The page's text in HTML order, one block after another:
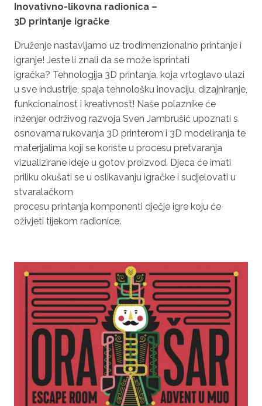
Inovativno-likovna radionica –
3D printanje igračke
Druženje nastavljamo uz trodimenzionalno printanje i
igranje! Jeste li znali da se može isprintati
igračka? Tehnologija 3D printanja, koja vrtoglavo ulazi
u sve industrije, spaja tehnološku inovaciju, dizajniranje,
funkcionalnost i kreativnost! Naše polaznike će
inženjer održivog razvoja Sven Jambrušić upoznati s
osnovama rukovanja 3D printerom i 3D modeliranja te
materijalima koji se koriste u procesu pretvaranja
vizualizirane ideje u gotov proizvod. Djeca će imati
priliku okušati se u oslikavanju igračke i sudjelovati u
stvaralačkom
procesu printanja komponenti dječje igre koju će
oživjeti tijekom radionice.